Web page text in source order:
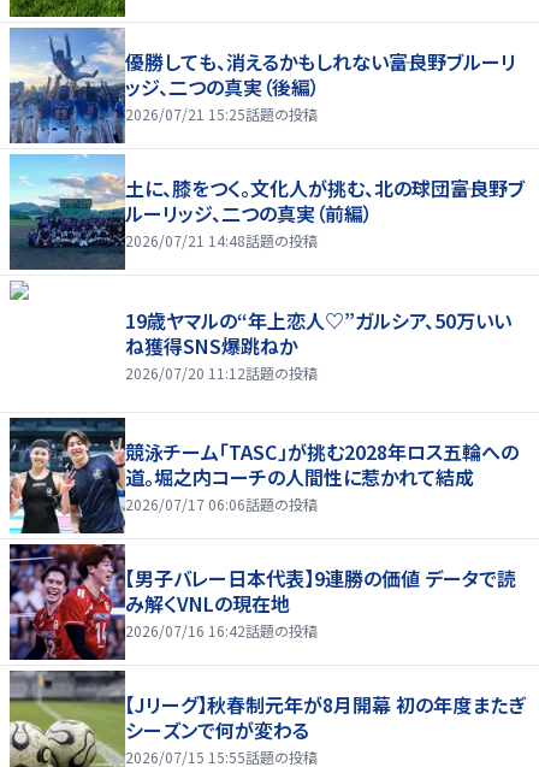
優勝しても、消えるかもしれない――富良野ブルーリ
ッジ、二つの真実（後編）
2026/07/21 15:25話題の投稿
土に、膝をつく。文化人が挑む、北の球団――富良野ブ
ルーリッジ、二つの真実（前編）
2026/07/21 14:48話題の投稿
19歳ヤマルの“年上恋人♡”ガルシア、50万いい
ね獲得SNS爆跳ねか
2026/07/20 11:12話題の投稿
競泳チーム「TASC」が挑む2028年ロス五輪への
道。堀之内コーチの人間性に惹かれて結成
2026/07/17 06:06話題の投稿
【男子バレー日本代表】9連勝の価値 データで読
み解くVNLの現在地
2026/07/16 16:42話題の投稿
【Jリーグ】秋春制元年が8月開幕 初の年度またぎ
シーズンで何が変わる
2026/07/15 15:55話題の投稿